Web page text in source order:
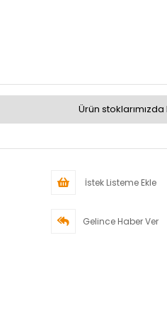
Ürün stoklarımızda
İstek Listeme Ekle
Gelince Haber Ver